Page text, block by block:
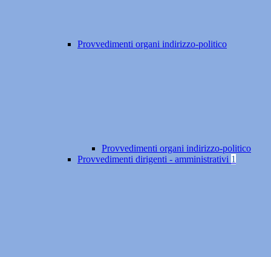
Provvedimenti organi indirizzo-politico
Provvedimenti organi indirizzo-politico
Provvedimenti dirigenti - amministrativi 1